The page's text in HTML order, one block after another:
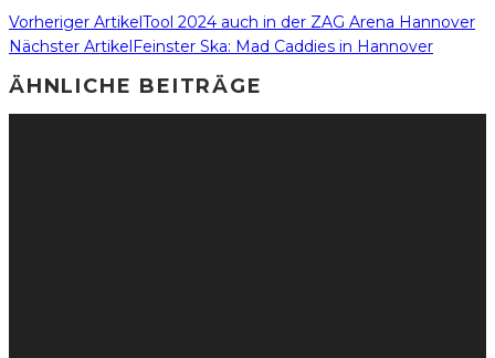
Vorheriger ArtikelTool 2024 auch in der ZAG Arena Hannover
Nächster ArtikelFeinster Ska: Mad Caddies in Hannover
ÄHNLICHE BEITRÄGE